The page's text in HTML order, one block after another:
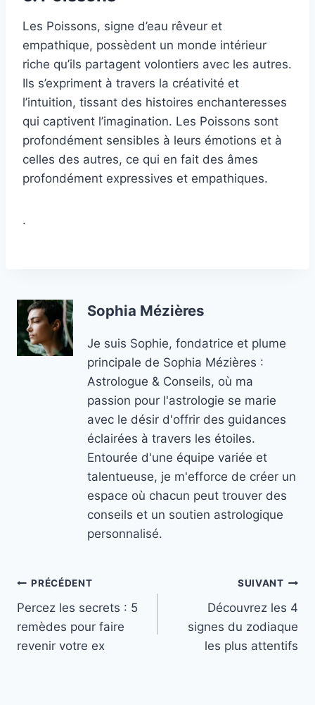
Les Poissons, signe d’eau rêveur et
empathique, possèdent un monde intérieur
riche qu’ils partagent volontiers avec les autres.
Ils s’expriment à travers la créativité et
l’intuition, tissant des histoires enchanteresses
qui captivent l’imagination. Les Poissons sont
profondément sensibles à leurs émotions et à
celles des autres, ce qui en fait des âmes
profondément expressives et empathiques.
.
Sophia Mézières
Je suis Sophie, fondatrice et plume
principale de Sophia Mézières :
Astrologue & Conseils, où ma
passion pour l'astrologie se marie
avec le désir d'offrir des guidances
éclairées à travers les étoiles.
Entourée d'une équipe variée et
talentueuse, je m'efforce de créer un
espace où chacun peut trouver des
conseils et un soutien astrologique
personnalisé.
Navigation
de
l’article
PRÉCÉDENT
Percez les secrets : 5
remèdes pour faire
revenir votre ex
SUIVANT
Découvrez les 4
signes du zodiaque
les plus attentifs